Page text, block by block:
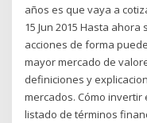
años es que vaya a
15 Jun 2015 Hasta
acciones de forma
mayor mercado de
definiciones y
mercados. Cómo
listado de términos